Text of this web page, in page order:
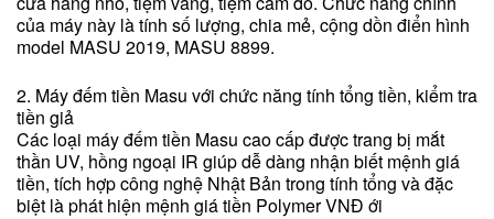
của máy này là tính số lượng, chia mẻ, cộng dồn điển hình
model MASU 2019, MASU 8899.
2. Máy đếm tiền Masu với chức năng tính tổng tiền, kiểm tra
tiền giả
Các loại máy đếm tiền Masu cao cấp được trang bị mắt
thần UV, hồng ngoại IR giúp dễ dàng nhận biết mệnh giá
tiền, tích hợp công nghệ Nhật Bản trong tính tổng và đặc
biệt là phát hiện mệnh giá tiền Polymer VNĐ ới